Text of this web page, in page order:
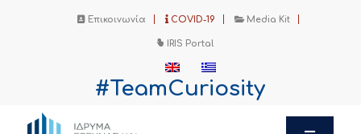
Επικοινωνία COVID-19 Media Kit
IRIS Portal
#TeamCuriosity